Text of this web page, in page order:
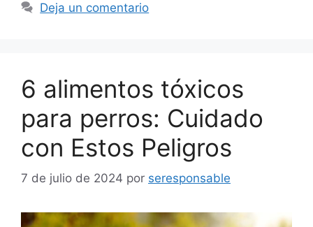
Deja un comentario
6 alimentos tóxicos
para perros: Cuidado
con Estos Peligros
7 de julio de 2024 por seresponsable